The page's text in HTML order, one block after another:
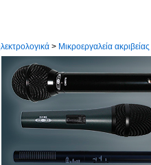
> Μικροεργαλεία ακριβείας